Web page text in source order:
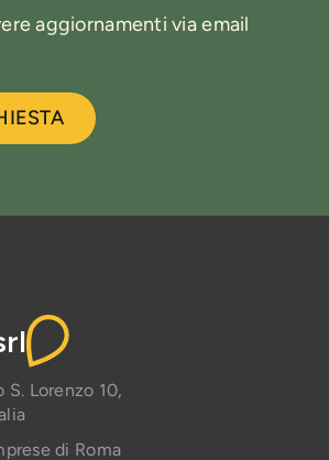
aggiornamenti via email
Lorenzo 10,
di Roma